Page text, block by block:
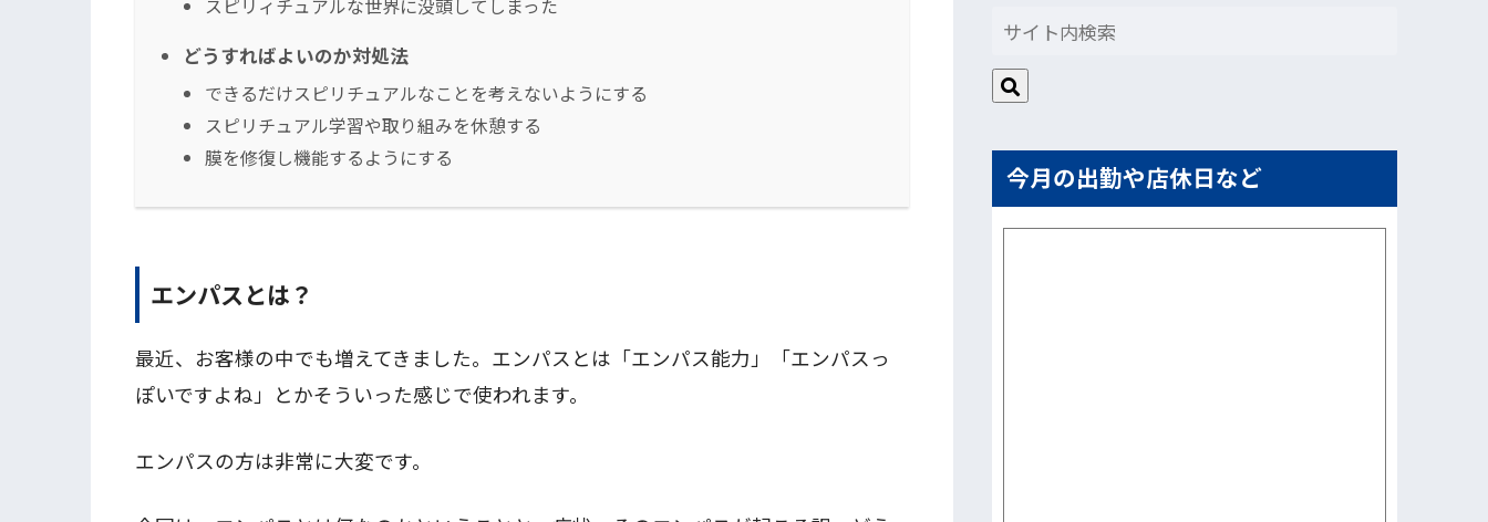
スピリィチュアルな世界に没頭してしまった
どうすればよいのか対処法
できるだけスピリチュアルなことを考えないようにする
スピリチュアル学習や取り組みを休憩する
膜を修復し機能するようにする
エンパスとは？
最近、お客様の中でも増えてきました。エンパスとは「エンパス能力」「エンパスっ
ぽいですよね」とかそういった感じで使われます。
エンパスの方は非常に大変です。
今月の出勤や店休日など